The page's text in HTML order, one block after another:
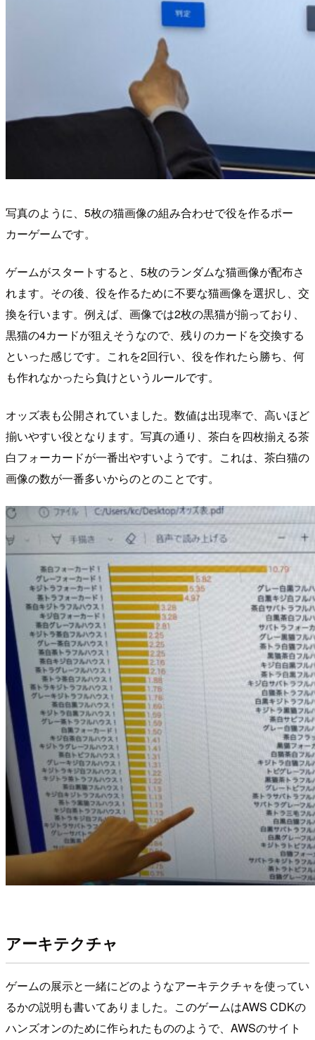
写真のように、5枚の猫画像の組み合わせで役を作るポー
カーゲームです。
ゲームがスタートすると、5枚のランダムな猫画像が配布さ
れます。その後、役を作るために不要な猫画像を選択し、交
換を行います。例えば、画像では2枚の黒猫が揃っており、
黒猫の4カードが狙えそうなので、残りのカードを交換する
といった感じです。これを2回行い、役を作れたら勝ち、何
も作れなかったら負けというルールです。
オッズ表も公開されていました。数値は出現率で、高いほど
揃いやすい役となります。写真の通り、茶白を四枚揃える茶
白フォーカードが一番出やすいようです。これは、茶白猫の
画像の数が一番多いからのとのことです。
アーキテクチャ
ゲームの展示と一緒にどのようなアーキテクチャを使ってい
るかの説明も書いてありました。このゲームはAWS CDKの
ハンズオンのために作られたもののようで、AWSのサイト